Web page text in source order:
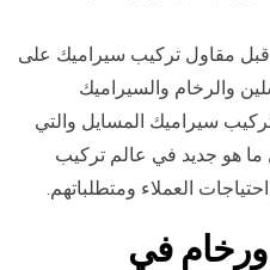
مقاول تركيب سيراميك على
والرخام والسيراميك
سيراميك المسايل والتي
هو جديد في عالم تركيب
العملاء ومتطلباتهم.
في